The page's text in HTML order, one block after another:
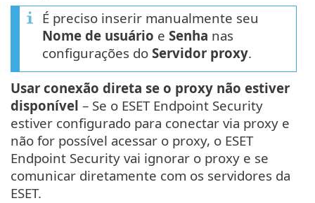
É preciso inserir manualmente seu
Nome de usuário e Senha nas
configurações do Servidor proxy.
Usar conexão direta se o proxy não estiver
disponível – Se o ESET Endpoint Security
estiver configurado para conectar via proxy e
não for possível acessar o proxy, o ESET
Endpoint Security vai ignorar o proxy e se
comunicar diretamente com os servidores da
ESET.